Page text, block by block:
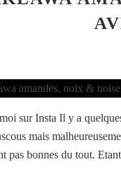
sur Insta Il y a
mais
pas bonnes du tout.